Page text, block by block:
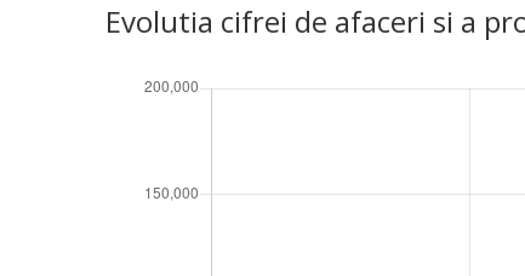
Evolutia cifrei de afaceri si a